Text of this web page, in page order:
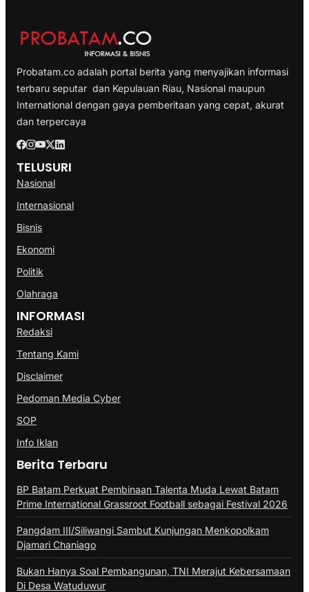
Probatam.co adalah portal berita yang menyajikan informasi
terbaru seputar dan Kepulauan Riau, Nasional maupun
International dengan gaya pemberitaan yang cepat, akurat
dan terpercaya
TELUSURI
Nasional
Internasional
Bisnis
Ekonomi
Politik
Olahraga
INFORMASI
Redaksi
Tentang Kami
Disclaimer
Pedoman Media Cyber
SOP
Info Iklan
Berita Terbaru
BP Batam Perkuat Pembinaan Talenta Muda Lewat Batam
Prime International Grassroot Football sebagai Festival 2026
Pangdam III/Siliwangi Sambut Kunjungan Menkopolkam
Djamari Chaniago
Bukan Hanya Soal Pembangunan, TNI Merajut Kebersamaan
Di Desa Watuduwur